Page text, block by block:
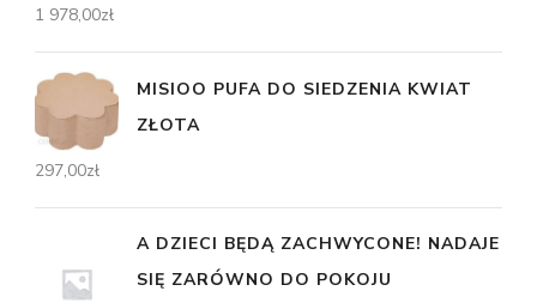
1 978,00zł
MISIOO PUFA DO SIEDZENIA KWIAT
ZŁOTA
297,00zł
A DZIECI BĘDĄ ZACHWYCONE! NADAJE
SIĘ ZARÓWNO DO POKOJU